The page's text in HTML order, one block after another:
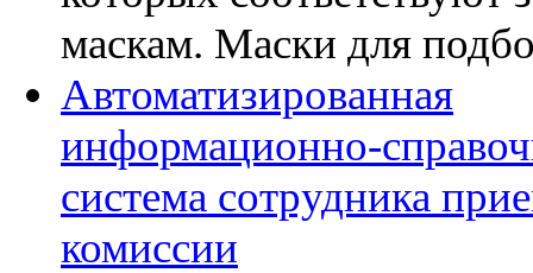
маскам. Маски для
Автоматизированная
информационно-
система сотрудника
комиссии